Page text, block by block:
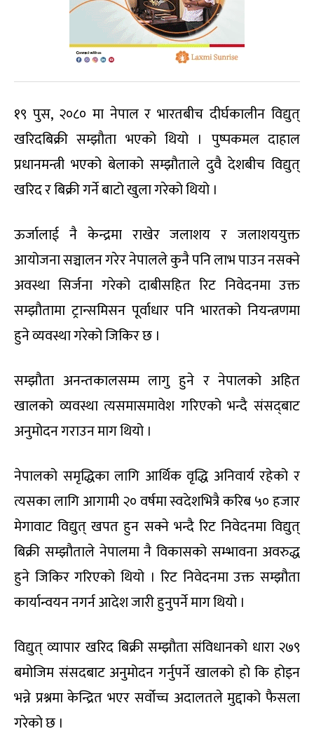
१९ पुस, २०८० मा नेपाल र भारतबीच दीर्घकालीन विद्युत्
खरिदबिक्री सम्झौता भएको थियो । पुष्पकमल दाहाल
प्रधानमन्त्री भएको बेलाको सम्झौताले दुवै देशबीच विद्युत्
खरिद र बिक्री गर्ने बाटो खुला गरेको थियो ।
ऊर्जालाई नै केन्द्रमा राखेर जलाशय र जलाशययुक्त
आयोजना सञ्चालन गरेर नेपालले कुनै पनि लाभ पाउन नसक्ने
अवस्था सिर्जना गरेको दाबीसहित रिट निवेदनमा उक्त
सम्झौतामा ट्रान्समिसन पूर्वाधार पनि भारतको नियन्त्रणमा
हुने व्यवस्था गरेको जिकिर छ ।
सम्झौता अनन्तकालसम्म लागु हुने र नेपालको अहित
खालको व्यवस्था त्यसमासमावेश गरिएको भन्दै संसद्‌बाट
अनुमोदन गराउन माग थियो ।
नेपालको समृद्धिका लागि आर्थिक वृद्धि अनिवार्य रहेको र
त्यसका लागि आगामी २० वर्षमा स्वदेशभित्रै करिब ५० हजार
मेगावाट विद्युत् खपत हुन सक्ने भन्दै रिट निवेदनमा विद्युत्
बिक्री सम्झौताले नेपालमा नै विकासको सम्भावना अवरुद्ध
हुने जिकिर गरिएको थियो । रिट निवेदनमा उक्त सम्झौता
कार्यान्वयन नगर्न आदेश जारी हुनुपर्ने माग थियो ।
विद्युत् व्यापार खरिद बिक्री सम्झौता संविधानको धारा २७९
बमोजिम संसदबाट अनुमोदन गर्नुपर्ने खालको हो कि होइन
भन्ने प्रश्नमा केन्द्रित भएर सर्वोच्च अदालतले मुद्दाको फैसला
गरेको छ ।